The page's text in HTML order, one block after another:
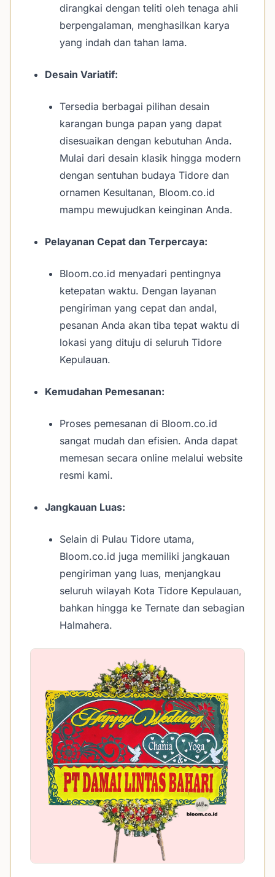
dirangkai dengan teliti oleh tenaga ahli
berpengalaman, menghasilkan karya
yang indah dan tahan lama.
Desain Variatif:
Tersedia berbagai pilihan desain
karangan bunga papan yang dapat
disesuaikan dengan kebutuhan Anda.
Mulai dari desain klasik hingga modern
dengan sentuhan budaya Tidore dan
ornamen Kesultanan, Bloom.co.id
mampu mewujudkan keinginan Anda.
Pelayanan Cepat dan Terpercaya:
Bloom.co.id menyadari pentingnya
ketepatan waktu. Dengan layanan
pengiriman yang cepat dan andal,
pesanan Anda akan tiba tepat waktu di
lokasi yang dituju di seluruh Tidore
Kepulauan.
Kemudahan Pemesanan:
Proses pemesanan di Bloom.co.id
sangat mudah dan efisien. Anda dapat
memesan secara online melalui website
resmi kami.
Jangkauan Luas:
Selain di Pulau Tidore utama,
Bloom.co.id juga memiliki jangkauan
pengiriman yang luas, menjangkau
seluruh wilayah Kota Tidore Kepulauan,
bahkan hingga ke Ternate dan sebagian
Halmahera.